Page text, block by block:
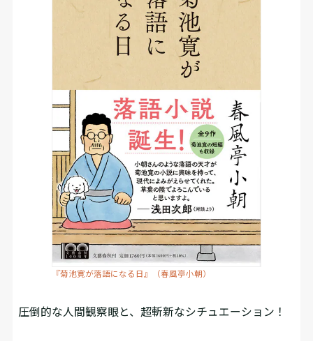
『菊池寛が落語になる日』（春風亭小朝）
圧倒的な人間観察眼と、超斬新なシチュエーション！